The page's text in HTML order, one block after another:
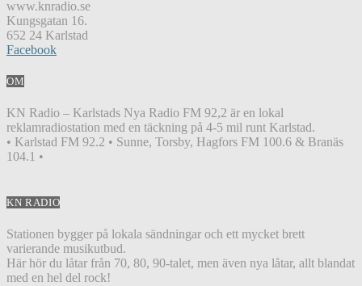
www.knradio.se
Kungsgatan 16.
652 24 Karlstad
Facebook
OM
KN Radio – Karlstads Nya Radio FM 92,2 är en lokal
reklamradiostation med en täckning på 4-5 mil runt Karlstad.
• Karlstad FM 92.2 • Sunne, Torsby, Hagfors FM 100.6 & Branäs
104.1 •
KN RADIO
Stationen bygger på lokala sändningar och ett mycket brett
varierande musikutbud.
Här hör du låtar från 70, 80, 90-talet, men även nya låtar, allt blandat
med en hel del rock!